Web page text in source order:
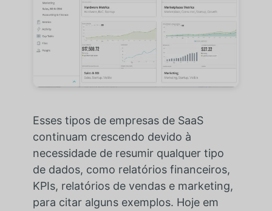
Esses tipos de empresas de SaaS
continuam crescendo devido à
necessidade de resumir qualquer tipo
de dados, como relatórios financeiros,
KPIs, relatórios de vendas e marketing,
para citar alguns exemplos. Hoje em